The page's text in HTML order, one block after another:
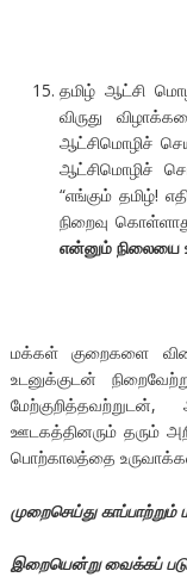
தமிழ் ஆட்சி
விருது
ஆட்சிமொழிச்
ஆட்சிமொழிச்
“எங்கும் தமிழ்!
நிறைவு
என்னும் நிலையை
மக்கள் குறைகளை
உடனுக்குடன்
ஊடகத்தினரும் தரும்
பொற்காலத்தை
முறைசெய்து
இறையென்று வைக்கப்